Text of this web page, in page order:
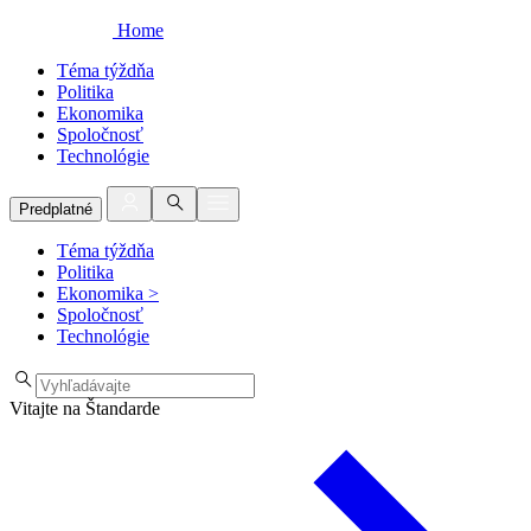
Home
Téma týždňa
Politika
Ekonomika
Spoločnosť
Technológie
Predplatné
Téma týždňa
Politika
Ekonomika >
Spoločnosť
Technológie
Vitajte na Štandarde